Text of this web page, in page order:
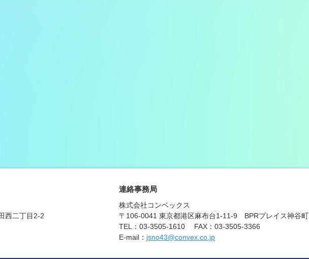
西二丁目2-2
連絡事務局
株式会社コンベックス
〒106-0041 東京都港区麻布台1-11-9 BPRプレイス神谷町
TEL：03-3505-1610 FAX：03-3505-3366
E-mail： jsno43@convex.co.jp